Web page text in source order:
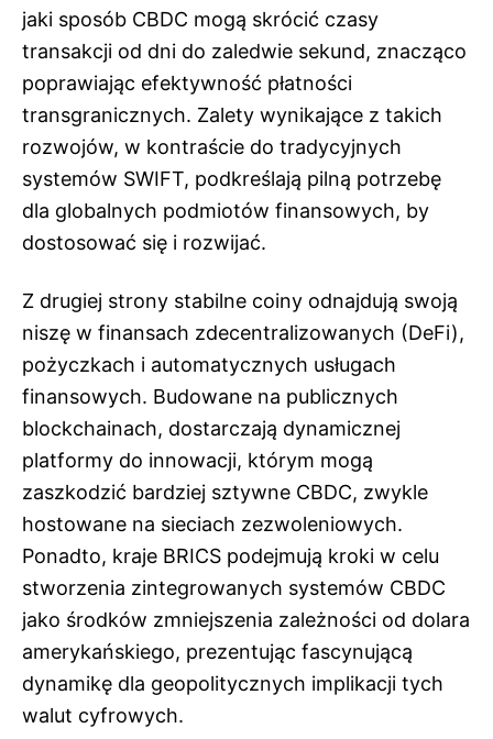
jaki sposób CBDC mogą skrócić czasy
transakcji od dni do zaledwie sekund, znacząco
poprawiając efektywność płatności
transgranicznych. Zalety wynikające z takich
rozwojów, w kontraście do tradycyjnych
systemów SWIFT, podkreślają pilną potrzebę
dla globalnych podmiotów finansowych, by
dostosować się i rozwijać.
Z drugiej strony stabilne coiny odnajdują swoją
niszę w finansach zdecentralizowanych (DeFi),
pożyczkach i automatycznych usługach
finansowych. Budowane na publicznych
blockchainach, dostarczają dynamicznej
platformy do innowacji, którym mogą
zaszkodzić bardziej sztywne CBDC, zwykle
hostowane na sieciach zezwoleniowych.
Ponadto, kraje BRICS podejmują kroki w celu
stworzenia zintegrowanych systemów CBDC
jako środków zmniejszenia zależności od dolara
amerykańskiego, prezentując fascynującą
dynamikę dla geopolitycznych implikacji tych
walut cyfrowych.